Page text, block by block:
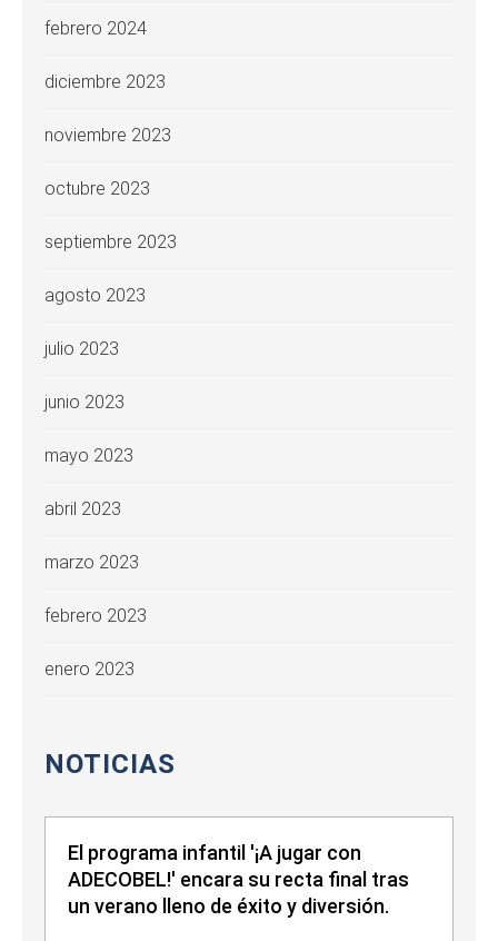
febrero 2024
diciembre 2023
noviembre 2023
octubre 2023
septiembre 2023
agosto 2023
julio 2023
junio 2023
mayo 2023
abril 2023
marzo 2023
febrero 2023
enero 2023
NOTICIAS
El programa infantil '¡A jugar con
ADECOBEL!' encara su recta final tras
un verano lleno de éxito y diversión.